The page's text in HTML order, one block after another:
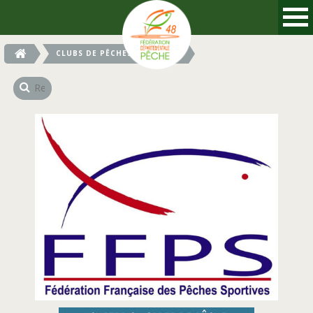
CLUBS DE PÊCHES SPORTIVES